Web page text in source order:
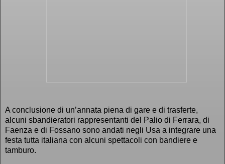
A conclusione di un’annata piena di gare e di trasferte,
alcuni sbandieratori rappresentanti del Palio di Ferrara, di
Faenza e di Fossano sono andati negli Usa a integrare una
festa tutta italiana con alcuni spettacoli con bandiere e
tamburo.